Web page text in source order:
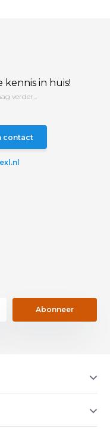
in huis!
verder...
contact
Abonneer